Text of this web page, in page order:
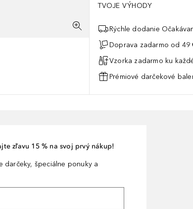
TVOJE VÝHODY
Rýchle dodanie
Doprava zadarmo od 49
Vzorka zadarmo ku
Prémiové darčekové
zľavu 15 % na svoj prvý nákup!
darčeky, špeciálne ponuky a